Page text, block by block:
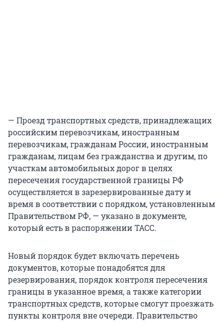
— Проезд транспортных средств, принадлежащих
российским перевозчикам, иностранным
перевозчикам, гражданам России, иностранным
гражданам, лицам без гражданства и другим, по
участкам автомобильных дорог в целях
пересечения государственной границы РФ
осуществляется в зарезервированные дату и
время в соответствии с порядком, установленным
Правительством РФ, — указано в документе,
который есть в распоряжении ТАСС.
Новый порядок будет включать перечень
документов, которые понадобятся для
резервирования, порядок контроля пересечения
границы в указанное время, а также категории
транспортных средств, которые смогут проезжать
пункты контроля вне очереди. Правительство